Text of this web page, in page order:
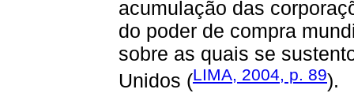
acumulação das
do poder de compra
sobre as quais se
Unidos (LIMA, 2004, p. 89).